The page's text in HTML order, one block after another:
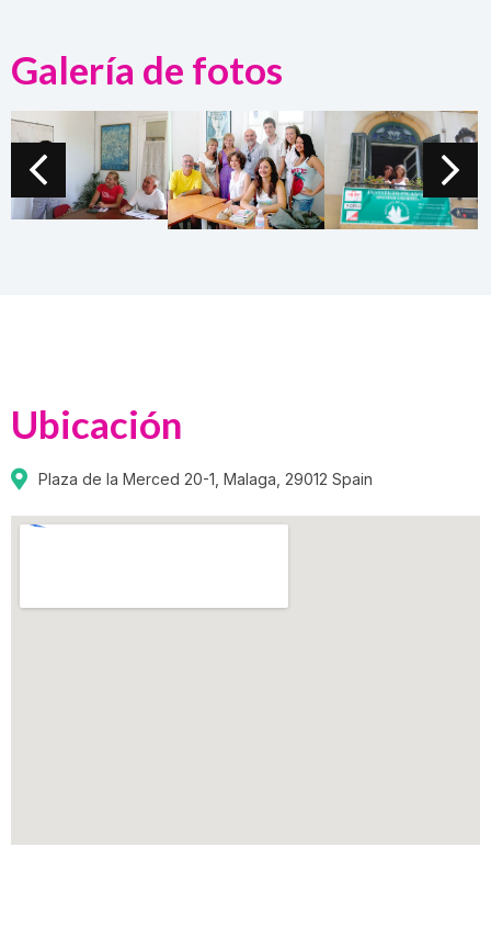
Galería de fotos
Ubicación
Plaza de la Merced 20-1, Malaga, 29012 Spain